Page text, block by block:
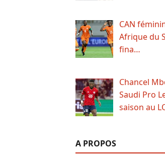
CAN
Afrique du
fina…
Chancel
Saudi Pro
saison au
A PROPOS